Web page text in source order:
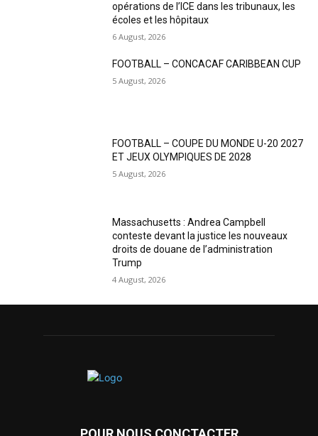
opérations de l’ICE dans les tribunaux, les
écoles et les hôpitaux
6 August, 2026
FOOTBALL – CONCACAF CARIBBEAN CUP
5 August, 2026
FOOTBALL – COUPE DU MONDE U-20 2027
ET JEUX OLYMPIQUES DE 2028
5 August, 2026
Massachusetts : Andrea Campbell
conteste devant la justice les nouveaux
droits de douane de l’administration
Trump
4 August, 2026